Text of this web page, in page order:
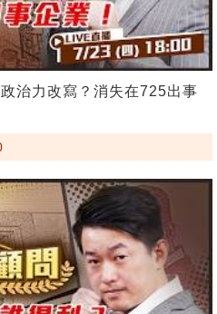
治力改寫？消失在725出事